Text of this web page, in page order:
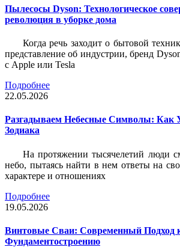
Пылесосы Dyson: Технологическое
революция в уборке дома
Когда речь заходит о бытовой
представление об индустрии, бренд
с Apple или Tesla
Подробнее
22.05.2026
Разгадываем Небесные Символы: Как
Зодиака
На протяжении тысячелетий люди
небо, пытаясь найти в нем ответы на
характере и отношениях
Подробнее
19.05.2026
Винтовые Сваи: Современный Подход
Фундаментостроению